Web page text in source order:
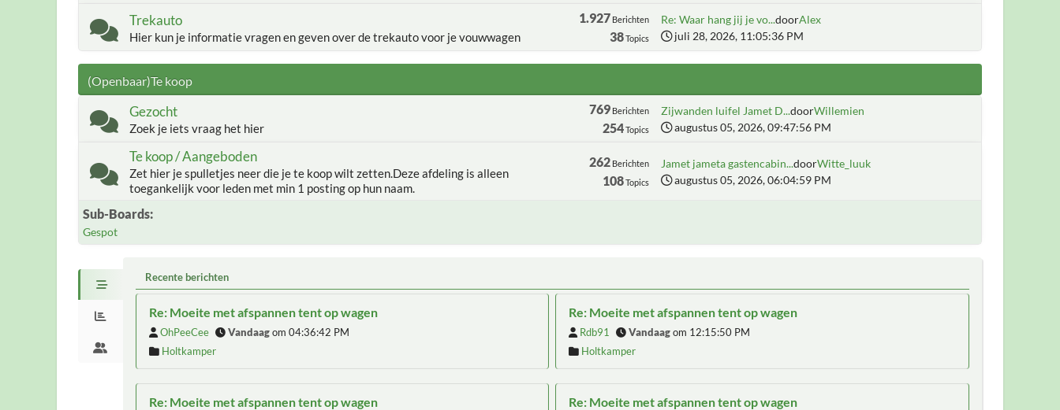
Trekauto
Hier kun je informatie vragen en geven over de trekauto voor je vouwwagen
1.927Berichten
38Topics
Re: Waar hang jij je vo...doorAlex
juli 28, 2026, 11:05:36 PM
(Openbaar)Te koop
Gezocht
Zoek je iets vraag het hier
769Berichten
254Topics
Zijwanden luifel Jamet D...doorWillemien
augustus 05, 2026, 09:47:56 PM
Te koop / Aangeboden
Zet hier je spulletjes neer die je te koop wilt zetten.Deze afdeling is alleen
toegankelijk voor leden met min 1 posting op hun naam.
262Berichten
108Topics
Jamet jameta gastencabin...doorWitte_luuk
augustus 05, 2026, 06:04:59 PM
Sub-Boards
Gespot
Recente berichten
Re: Moeite met afspannen tent op wagen
OhPeeCee Vandaagom 04:36:42 PM
Holtkamper
Re: Moeite met afspannen tent op wagen
Rdb91 Vandaagom 12:15:50 PM
Holtkamper
Re: Moeite met afspannen tent op wagen Re: Moeite met afspannen tent op wagen